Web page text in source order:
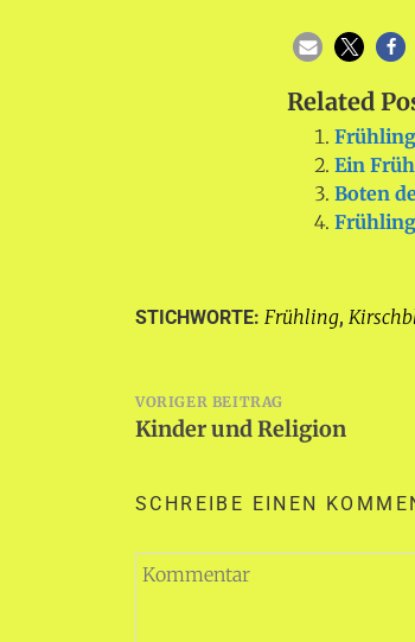
Related
Ein
Boten
STICHWORTE: Frühling,
VORIGER BEITRAG
Kinder und Religion
SCHREIBE EINEN